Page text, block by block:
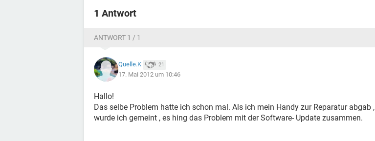
1 Antwort
ANTWORT 1 / 1
Quelle.K 21
17. Mai 2012 um 10:46
Hallo!
Das selbe Problem hatte ich schon mal. Als ich mein Handy zur Reparatur abgab ,
wurde ich gemeint , es hing das Problem mit der Software- Update zusammen.